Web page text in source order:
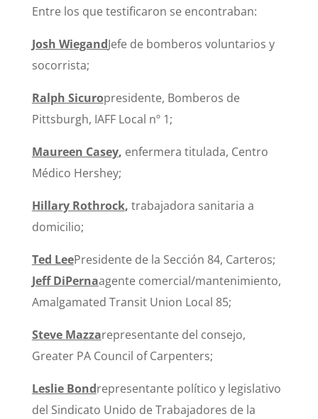
Entre los que testificaron se encontraban:
Josh WiegandJefe de bomberos voluntarios y
socorrista;
Ralph Sicuropresidente, Bomberos de
Pittsburgh, IAFF Local nº 1;
Maureen Casey, enfermera titulada, Centro
Médico Hershey;
Hillary Rothrock, trabajadora sanitaria a
domicilio;
Ted LeePresidente de la Sección 84, Carteros;
Jeff DiPernaagente comercial/mantenimiento,
Amalgamated Transit Union Local 85;
Steve Mazzarepresentante del consejo,
Greater PA Council of Carpenters;
Leslie Bondrepresentante político y legislativo
del Sindicato Unido de Trabajadores de la